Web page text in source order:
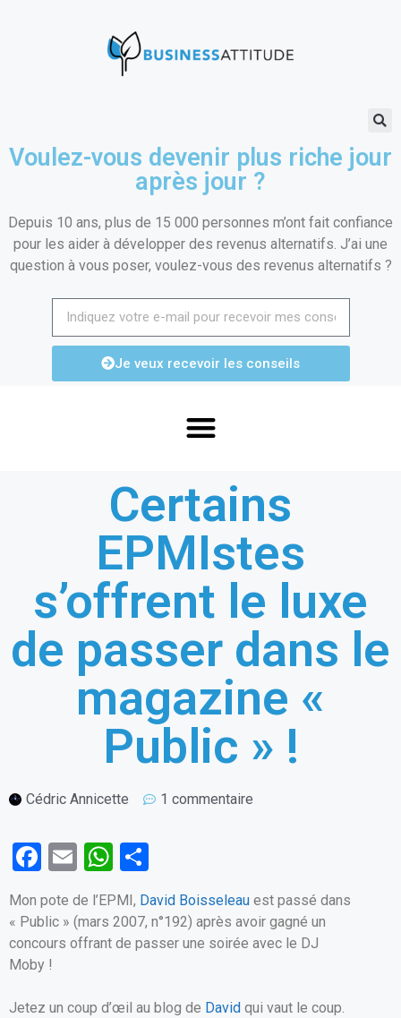
Voulez-vous devenir plus riche jour
après jour ?
Depuis 10 ans, plus de 15 000 personnes m’ont fait confiance
pour les aider à développer des revenus alternatifs. J’ai une
question à vous poser, voulez-vous des revenus alternatifs ?
Je veux recevoir les conseils
Certains
EPMIstes
s’offrent le luxe
de passer dans le
magazine «
Public » !
Cédric Annicette 1 commentaire
F
ce
b
o
o
E
m
ail
W
h
at
s
p
ar
ta
g
Mon pote de l’EPMI, David Boisseleau est passé dans
« Public » (mars 2007, n°192) après avoir gagné un
concours offrant de passer une soirée avec le DJ
Moby !
Jetez un coup d’œil au blog de David qui vaut le coup.